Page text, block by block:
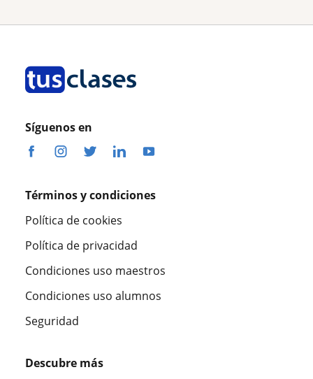
Síguenos en
Términos y condiciones
Política de cookies
Política de privacidad
Condiciones uso maestros
Condiciones uso alumnos
Seguridad
Descubre más